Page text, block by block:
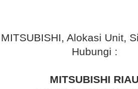
Alokasi Unit,
Hubungi :
MITSUBISHI RIAU